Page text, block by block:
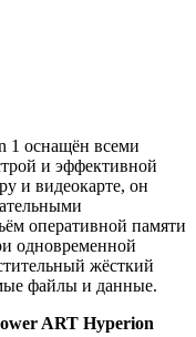
1 оснащён всеми
и эффективной
и видеокарте, он
оперативной памяти
одновременной
жёсткий
файлы и данные.
ART Hyperion